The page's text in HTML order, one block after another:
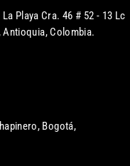
Playa Cra. 46 # 52 - 13 Lc
Antioquia, Colombia.
Bogotá,